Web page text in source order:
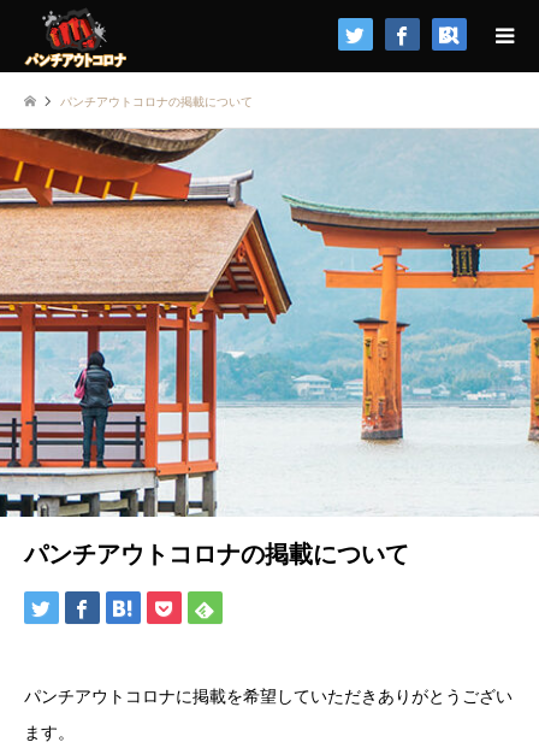
検索
パンチアウトコロナの掲載について
パンチアウトコロナの掲載について
パンチアウトコロナに掲載を希望していただきありがとうござい
ます。